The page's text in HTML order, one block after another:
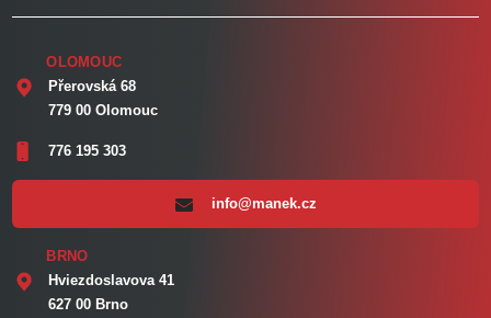
OLOMOUC
Přerovská 68
779 00 Olomouc
776 195 303
info@manek.cz
BRNO
Hviezdoslavova 41
627 00 Brno